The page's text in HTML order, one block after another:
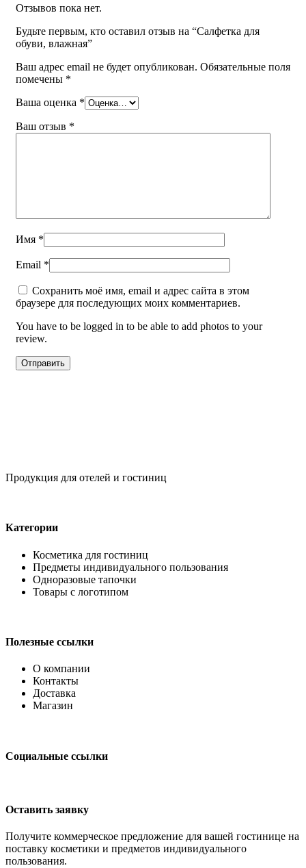
Сохранить моё имя, email и адрес сайта в этом
браузере для последующих моих комментариев.
You have to be logged in to be able to add photos to your
review.
Покупка и доставка
Читать далее
Отзывов пока нет.
Будьте первым, кто оставил отзыв на “Салфетка для
обуви, влажная”
Ваш адрес email не будет опубликован. Обязательные поля
помечены *
Ваша оценка *
Ваш отзыв *
Имя *
Email *
Сохранить моё имя, email и адрес сайта в этом
браузере для последующих моих комментариев.
You have to be logged in to be able to add photos to your
review.
Продукция для отелей и гостиниц
Категории
Косметика для гостиниц
Предметы индивидуального пользования
Одноразовые тапочки
Товары с логотипом
Полезные ссылки
О компании
Контакты
Доставка
Магазин
Социальные ссылки
Оставить заявку
Получите коммерческое предложение для вашей гостинице на
поставку косметики и предметов индивидуального
пользования.